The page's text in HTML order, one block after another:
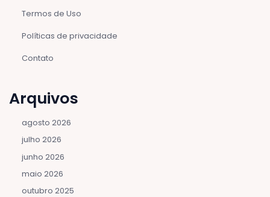
Termos de Uso
Políticas de privacidade
Contato
Arquivos
agosto 2026
julho 2026
junho 2026
maio 2026
outubro 2025